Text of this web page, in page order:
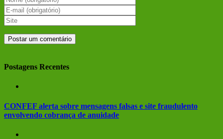
Postagens Recentes
CONFEF alerta sobre mensagens falsas e site fraudulento
envolvendo cobrança de anuidade